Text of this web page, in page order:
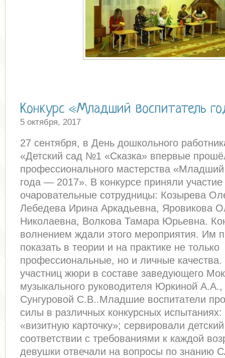
Конкурс «Младший воспитатель
5 октября, 2017
27 сентября, в День дошкольного
«Детский сад №1 «Сказка» впервые
профессионального мастерства «Младший
года — 2017». В конкурсе приняли участие
очаровательные сотрудницы: Козырева
Лебедева Ирина Аркадьевна, Яровикова
Николаевна, Волкова Тамара Юрьевна.
волнением ждали этого мероприятия. Им
показать в теории и на практике не только
профессиональные, но и личные
участниц жюри в составе заведующего
музыкального руководителя Юркиной
Сунгуровой С.В..Младшие воспитатели
силы в различных конкурсных
«визитную карточку»; сервировали
соответствии с требованиями к каждой
девушки отвечали на вопросы по